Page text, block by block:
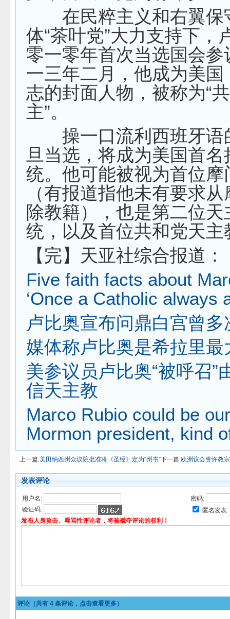
在民粹主义和右翼保
体“茶叶党”大力支持下，
零一零年首次当选国会参
一三年二月，他成为美国
志的封面人物，被称为“
主”。
操一口流利西班牙语
旦当选，将成为美国首名
统。他可能被视为首位摩
（有报道指他未有要求
除教籍），也是第二位天
统，以及首位共和党天主
【完】天亚社综合报道：
Five faith facts about
‘Once a Catholic always
卢比奥宣布问鼎白宫曾
媒体称卢比奥是希拉里最
美参议员卢比奥“被呼召”
信天主教
Marco Rubio could be
Mormon president, kind
上一篇:美田纳西州众议院批准将《圣经》定为“州书”下一篇:欧洲议会赞许教
发表评论
用户名:
密码:
验证码:
匿名发表
发布人身攻击、辱骂性评论者，将被褫夺评论的权利！
评论（共有 4 条评论，点击查看更多）